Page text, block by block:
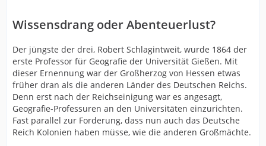
Wissensdrang oder Abenteuerlust?
Der jüngste der drei, Robert Schlagintweit, wurde 1864 der
erste Professor für Geografie der Universität Gießen. Mit
dieser Ernennung war der Großherzog von Hessen etwas
früher dran als die anderen Länder des Deutschen Reichs.
Denn erst nach der Reichseinigung war es angesagt,
Geografie-Professuren an den Universitäten einzurichten.
Fast parallel zur Forderung, dass nun auch das Deutsche
Reich Kolonien haben müsse, wie die anderen Großmächte.